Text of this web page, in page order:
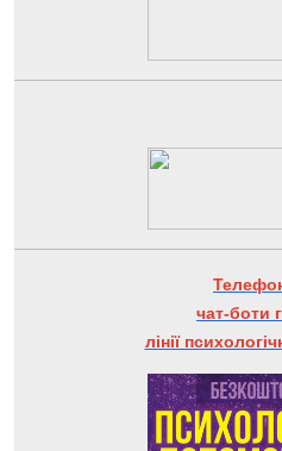
чат-боти
лінії